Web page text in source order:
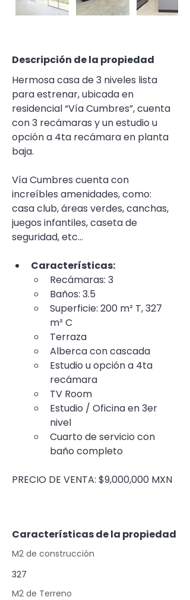
Descripción de la propiedad
Hermosa casa de 3 niveles lista
para estrenar, ubicada en
residencial “Vía Cumbres”, cuenta
con 3 recámaras y un estudio u
opción a 4ta recámara en planta
baja.
Vía Cumbres cuenta con
increíbles amenidades, como:
casa club, áreas verdes, canchas,
juegos infantiles, caseta de
seguridad, etc...
Características:
Recámaras: 3
Baños: 3.5
Superficie: 200 m² T, 327
m² C
Terraza
Alberca con cascada
Estudio u opción a 4ta
recámara
TV Room
Estudio / Oficina en 3er
nivel
Cuarto de servicio con
baño completo
PRECIO DE VENTA: $9,000,000 MXN
Características de la propiedad
M2 de construcción
327
M2 de Terreno